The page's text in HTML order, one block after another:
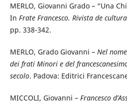
MERLO, Giovanni Grado – “Una
In Frate Francesco. Rivista de
pp. 338-342.
MERLO, Grado Giovanni – Nel
dei frati Minori e del
secolo. Padova: Editrici
MICCOLI, Giovanni – Francesco